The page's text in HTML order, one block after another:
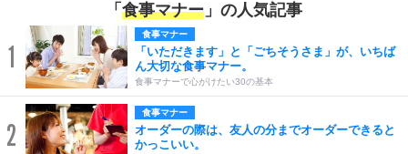
「 食事マナー 」の人気記事
1
食事マナー
「いただきます」と「ごちそうさま」が、いちば
ん大切な食事マナー。
食事マナーで心がけたい30の基本
2
食事マナー
オーダーの際は、友人の分までオーダーできると
かっこいい。